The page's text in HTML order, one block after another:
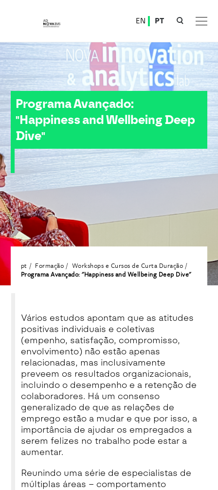
EN PT
Programa Avançado: "Happiness and Wellbeing Deep Dive"
Programa Avançado:
"Happiness and Wellbeing Deep
Dive"
pt Formação
Workshops e Cursos de Curta Duração
Programa Avançado: "Happiness and Wellbeing Deep Dive"
Vários estudos apontam que as atitudes
positivas individuais e coletivas
(empenho, satisfação, compromisso,
envolvimento) não estão apenas
relacionadas, mas inclusivamente
preveem os resultados organizacionais,
incluindo o desempenho e a retenção de
colaboradores. Há um consenso
generalizado de que as relações de
emprego estão a mudar e que por isso, a
importância de ajudar os empregados a
serem felizes no trabalho pode estar a
aumentar.
Reunindo uma série de especialistas de
múltiplas áreas – comportamento